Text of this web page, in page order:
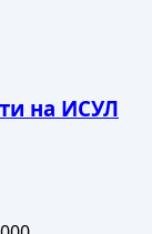
на ИСУЛ